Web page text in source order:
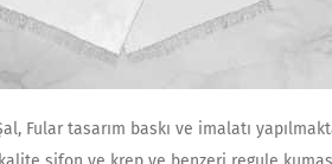
Fular tasarım baskı ve imalatı